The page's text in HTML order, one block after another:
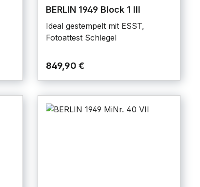
BERLIN 1949 Block 1 III
Ideal gestempelt mit ESST,
Fotoattest Schlegel
849,90 €